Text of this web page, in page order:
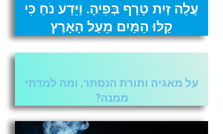
עֲלֵה זַיִת טָרָף בְּפִיהָ. וַיֵּדַע נֹחַ כִּי
קַלּוּ הַמַּיִם מֵעַל הָאָרֶץ
על מאגיה ותורת הנסתר, ומה למדתי
ממנה?